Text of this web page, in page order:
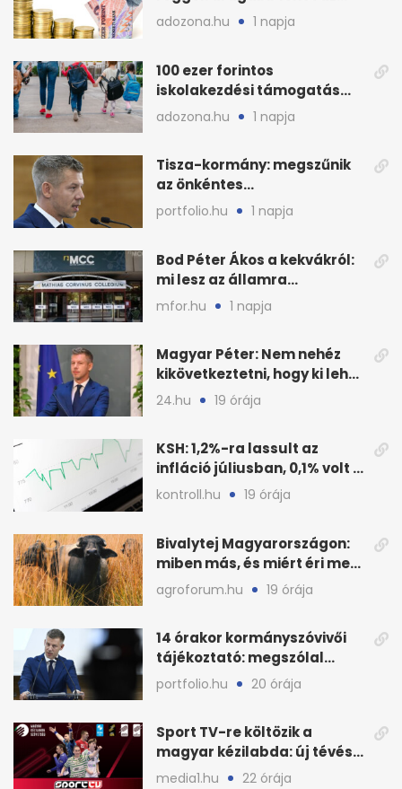
euró és a dollár
adozona.hu 1 napja
100 ezer forintos
iskolakezdési támogatás
2026 őszén: adózás,
munkáltatói plusz
adozona.hu 1 napja
Tisza-kormány: megszűnik
az önkéntes
fogyasztáscsökkentés
portfolio.hu 1 napja
Bod Péter Ákos a kekvákról:
mi lesz az államra
visszaszálló vagyonnal?
mfor.hu 1 napja
Magyar Péter: Nem nehéz
kikövetkeztetni, hogy ki lehet
a három jelölt
24.hu 19 órája
KSH: 1,2%-ra lassult az
infláció júliusban, 0,1% volt a
havi áresés
kontroll.hu 19 órája
Bivalytej Magyarországon:
miben más, és miért éri meg
feldolgozni?
agroforum.hu 19 órája
14 órakor kormányszóvivői
tájékoztató: megszólal
Magyar Péter is
portfolio.hu 20 órája
Sport TV-re költözik a
magyar kézilabda: új tévés
megállapodás
media1.hu 22 órája